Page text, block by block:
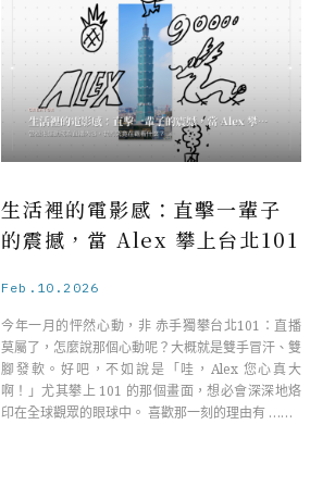
生活裡的電影感：直擊一輩子
的震撼，當 Alex 攀上台北101
Feb.10.2026
今年一月的怦然心動，非 赤手獨攀台北101：直播
莫屬了，怎麼說那個心動呢？大概就是雙手冒汗、雙
腳發軟。好吧，不如說是「哇，Alex 您心真大
啊！」尤其攀上 101 的那個畫面，想必會深深地烙
印在全球觀眾的眼球中。 喜歡那一刻的理由有 ……